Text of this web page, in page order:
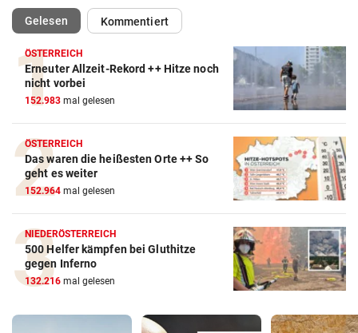
Gelesen(ausgewählt)Kommentiert
ÖSTERREICH
Erneuter Allzeit-Rekord ++ Hitze noch
nicht vorbei
152.983 mal gelesen
ÖSTERREICH
Das waren die heißesten Orte ++ So
geht es weiter
152.964 mal gelesen
NIEDERÖSTERREICH
500 Helfer kämpfen bei Gluthitze
gegen Inferno
132.216 mal gelesen